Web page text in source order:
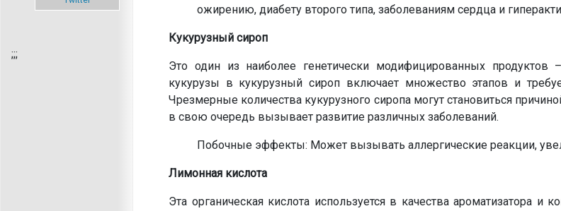
;;;
ожирению, диабету второго типа, заболеваниям сердца и
Кукурузный сироп
Это один из наиболее генетически модифицированных продуктов
кукурузы в кукурузный сироп включает множество этапов и
Чрезмерные количества кукурузного сиропа могут становиться
в свою очередь вызывает развитие различных заболеваний.
Побочные эффекты: Может вызывать аллергические реакции,
Лимонная кислота
Эта органическая кислота используется в качества ароматизатора и